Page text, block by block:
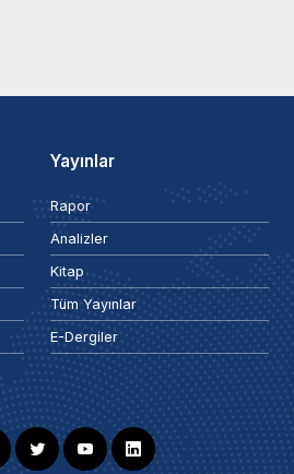
Yayınlar
Rapor
Analizler
Kitap
Tüm Yayınlar
E-Dergiler